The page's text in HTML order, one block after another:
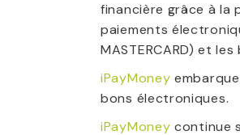
financière grâce à la
paiements
MASTERCARD) et les
iPayMoney
bons électroniques.
iPayMoney continue